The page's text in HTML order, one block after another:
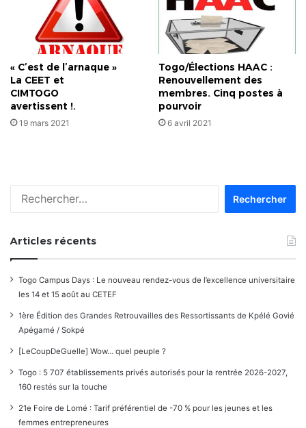
« C’est de l’arnaque »
La CEET et
CIMTOGO
avertissent !.
19 mars 2021
Togo/Élections HAAC :
Renouvellement des
membres. Cinq postes à
pourvoir
6 avril 2021
Articles récents
Togo Campus Days : Le nouveau rendez-vous de l’excellence universitaire
les 14 et 15 août au CETEF
1ère Édition des Grandes Retrouvailles des Ressortissants de Kpélé Govié
Apégamé / Sokpé
[LeCoupDeGuelle] Wow… quel peuple ?
Togo : 5 707 établissements privés autorisés pour la rentrée 2026-2027,
160 restés sur la touche
21e Foire de Lomé : Tarif préférentiel de -70 % pour les jeunes et les
femmes entrepreneures